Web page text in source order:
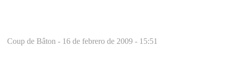
Coup de Bâton - 16 de febrero de 2009 - 15:51